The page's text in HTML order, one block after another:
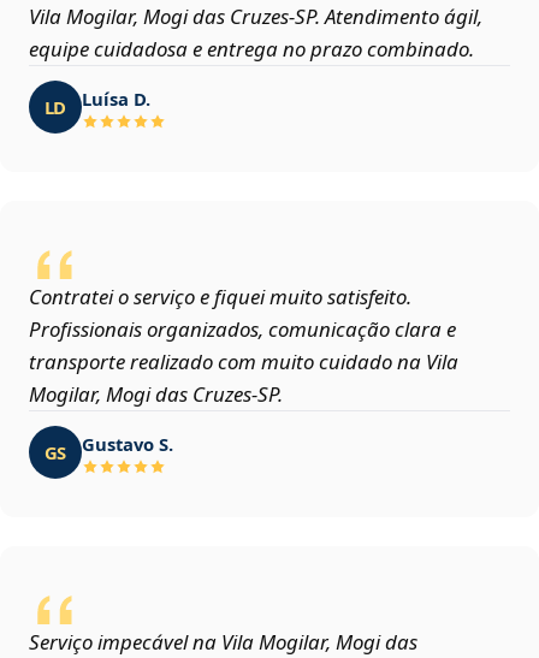
Vila Mogilar, Mogi das Cruzes‑SP. Atendimento ágil,
equipe cuidadosa e entrega no prazo combinado.
LD Luísa D.
Contratei o serviço e fiquei muito satisfeito.
Profissionais organizados, comunicação clara e
transporte realizado com muito cuidado na Vila
Mogilar, Mogi das Cruzes‑SP.
GS Gustavo S.
Serviço impecável na Vila Mogilar, Mogi das